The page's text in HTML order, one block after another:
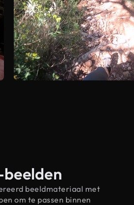
beeldmateriaal met
om te passen binnen